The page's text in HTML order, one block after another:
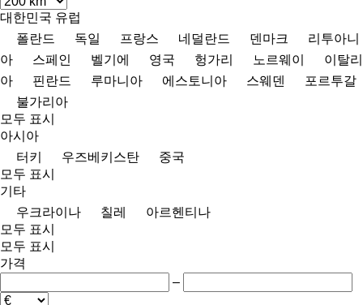
대한민국 유럽
폴란드
독일 프랑스 네덜란드 덴마크
리투아니
아
스페인 벨기에 영국 헝가리 노르웨이
이탈리
아
핀란드 루마니아 에스토니아 스웨덴
포르투갈
불가리아
모두 표시
아시아
터키
우즈베키스탄
중국
모두 표시
기타
우크라이나
칠레
아르헨티나
모두 표시
모두 표시
가격
–